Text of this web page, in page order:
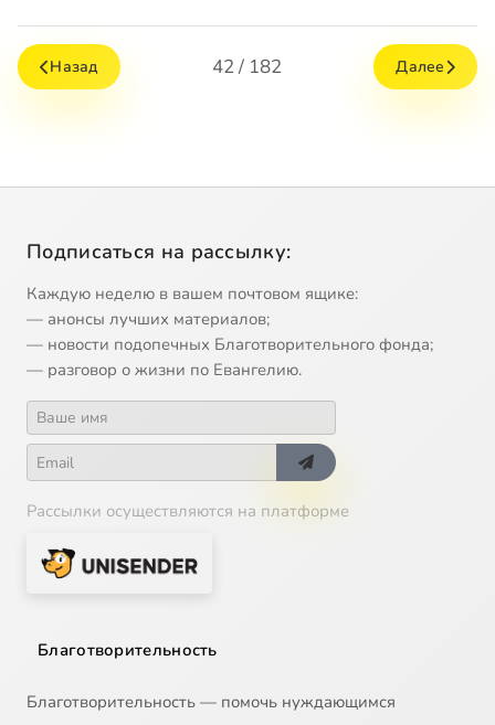
Назад 42 / 182 Далее
Подписаться на рассылку:
Каждую неделю в вашем почтовом ящике:
— анонсы лучших материалов;
— новости подопечных Благотворительного фонда;
— разговор о жизни по Евангелию.
Рассылки осуществляются на платформе
Благотворительность
Благотворительность — помочь нуждающимся